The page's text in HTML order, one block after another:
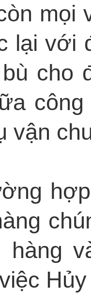
mọi
lại với
cho
vận
hàng